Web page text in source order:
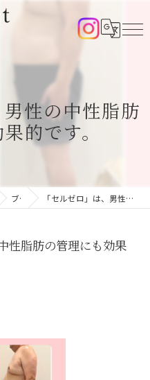
男性の中性脂肪
的です。
ブログ 「セルゼロ」は、男性の中性脂肪の管理にも効果的です。
性脂肪の管理にも効果